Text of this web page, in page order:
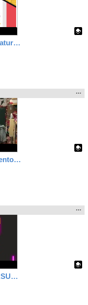
"Exploring the Breath of Nature: Breathe, Recycle, Create!"
"¿A qué sabe la luna?" Cuento en Bimodal
la
…
1 ESO 3-9 SPEAKING PERSUASIVE TEXT: A MODEL CANVA AUDIO PODCAST * POSTER
la
…